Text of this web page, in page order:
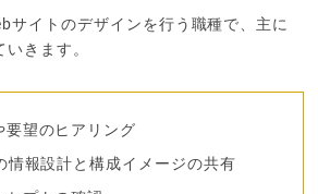
サイトのデザインを行う職種で、主に
きます。
要望のヒアリング
情報設計と構成イメージの共有